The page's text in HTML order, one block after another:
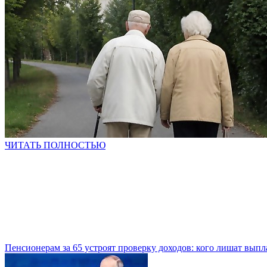
ЧИТАТЬ ПОЛНОСТЬЮ
Пенсионерам за 65 устроят проверку доходов: кого лишат